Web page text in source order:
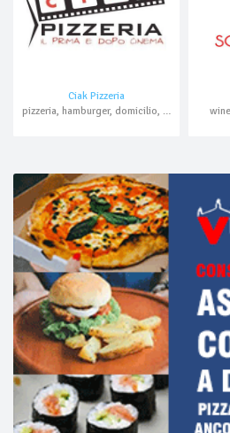
Ciak Pizzeria
pizzeria, hamburger, domicilio, asporto